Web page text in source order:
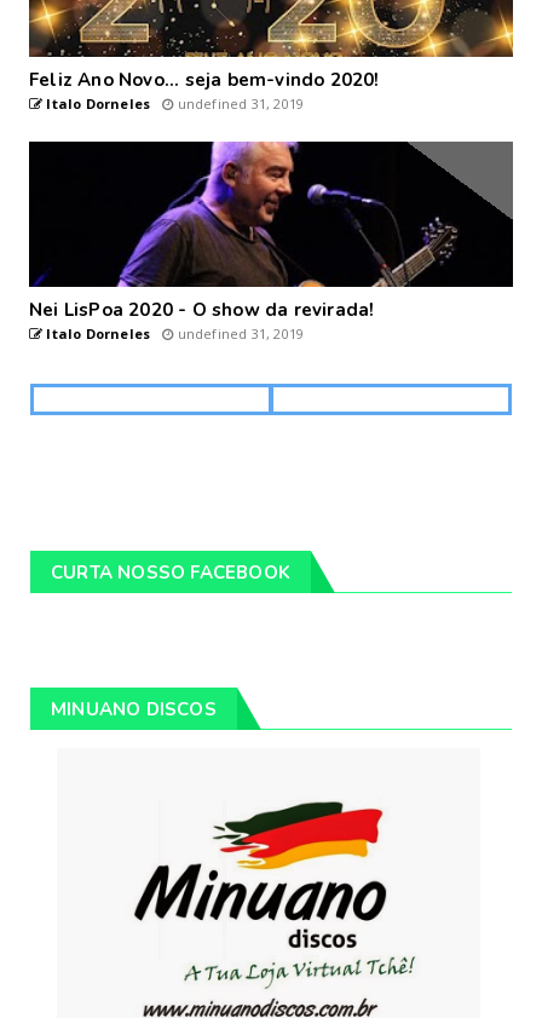
Feliz Ano Novo... seja bem-vindo 2020!
Italo Dorneles undefined 31, 2019
Nei LisPoa 2020 - O show da revirada!
Italo Dorneles undefined 31, 2019
CURTA NOSSO FACEBOOK
MINUANO DISCOS